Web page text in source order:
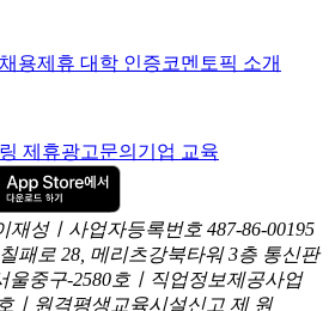
용제휴 대학 인증코멘토픽 소개
제휴광고문의 기업 교육
성ㅣ사업자등록번호 487-86-00195
패로 28, 메리츠강북타워 3층 통신판
울중구-2580호ㅣ직업정보제공사업
ㅣ원격평생교육시설신고 제 원